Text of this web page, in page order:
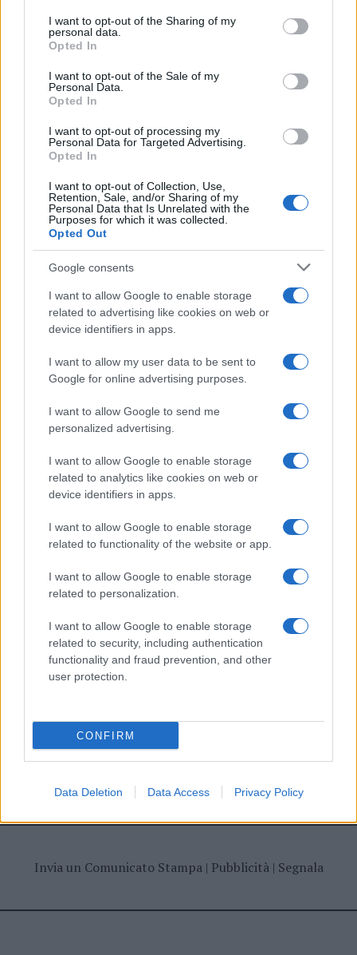
not limited to your visit or usage behaviour. You may click to
grant or deny consent to Google and its third-party tags to
use your data for below specified purposes in below Google
consent section.
I want to opt-out of the Sharing of my
personal data.
Opted In
I want to opt-out of the Sale of my
Personal Data.
Opted In
I want to opt-out of processing my
Personal Data for Targeted Advertising.
Opted In
I want to opt-out of Collection, Use,
Retention, Sale, and/or Sharing of my
Personal Data that Is Unrelated with the
Purposes for which it was collected.
Opted Out
Google consents
I want to allow Google to enable storage
related to advertising like cookies on web or
device identifiers in apps.
I want to allow my user data to be sent to
Google for online advertising purposes.
I want to allow Google to send me
personalized advertising.
I want to allow Google to enable storage
related to analytics like cookies on web or
device identifiers in apps.
I want to allow Google to enable storage
related to functionality of the website or app.
I want to allow Google to enable storage
related to personalization.
I want to allow Google to enable storage
related to security, including authentication
functionality and fraud prevention, and other
user protection.
CONFIRM
Data Deletion Data Access Privacy Policy
Calangianus, allarme sul centro accoglienza
NECROLOGIE
Mario Malu
Paolo Pinna
Martina Agostina Diturco
I nostri cari
I nostri cari
I nostri cari
Giovannimaria Cabras
Invia un Comunicato Stampa| Pubblicità| Segnala